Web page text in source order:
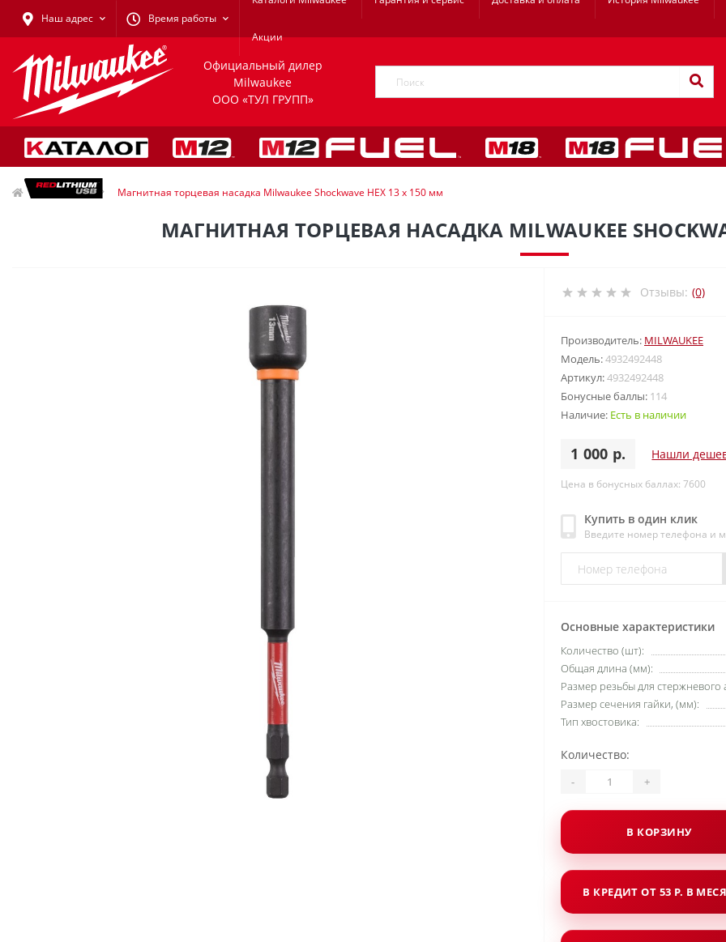
Наш адрес Время работы
Акции
Официальный дилер
Milwaukee
ООО «ТУЛ ГРУПП»
Разное Магнитная торцевая насадка Milwaukee Shockwave HEX 13 x 150 мм
МАГНИТНАЯ ТОРЦЕВАЯ НАСАДКА MILWAUKEE
Отзывы: (0)
Производитель: MILWAUKEE
Модель:4932492448
Артикул:4932492448
Бонусные баллы: 114
Наличие: Есть в наличии
1 000 р. Нашли
Цена в бонусных баллах: 7600
Купить в один клик
Введите номер телефона и
Основные характеристики
Количество (шт):
Общая длина (мм):
Размер резьбы для стержневого
Размер сечения гайки, (мм):
Тип хвостовика:
Количество:
- +
В КОРЗИНУ
В КРЕДИТ ОТ 53 Р. В